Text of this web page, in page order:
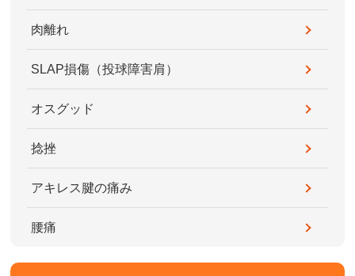
肉離れ
SLAP損傷（投球障害肩）
オスグッド
捻挫
アキレス腱の痛み
腰痛